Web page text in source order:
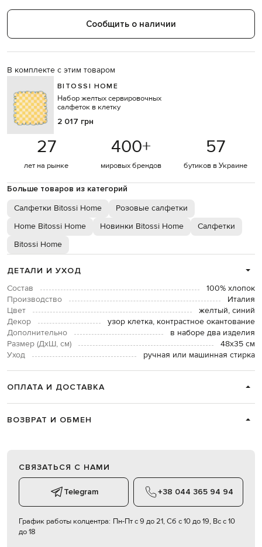
Сообщить о наличии
В комплекте с этим товаром
BITOSSI HOME
Набор желтых сервировочных
салфеток в клетку
2 017 грн
27
лет на рынке
400+
мировых брендов
57
бутиков в Украине
Больше товаров из категорий
Салфетки Bitossi Home
Розовые салфетки
Home Bitossi Home
Новинки Bitossi Home
Салфетки
Bitossi Home
ДЕТАЛИ И УХОД
Состав
100% хлопок
Производство
Италия
Цвет
желтый, синий
Декор
узор клетка, контрастное окантование
Дополнительно
в наборе два изделия
Размер (ДхШ, см)
48х35 см
Уход
ручная или машинная стирка
ОПЛАТА И ДОСТАВКА
ВОЗВРАТ И ОБМЕН
СВЯЗАТЬСЯ С НАМИ
Telegram +38 044 365 94 94
График работы колцентра: Пн-Пт с 9 до 21, Сб с 10 до 19, Вс с 10
до 18